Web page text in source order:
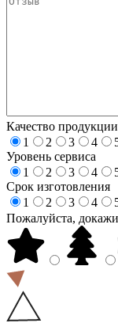
Качество продукции
1
2 3 4
Уровень сервиса
1
2 3 4
Срок изготовления
1
2 3 4
Пожалуйста,